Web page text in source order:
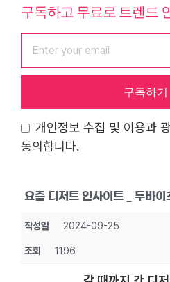
구독하고 무료로 트렌드
구독하기
개인정보 수집 및 이용과
동의합니다.
요즘 디저트 인사이트 _ 두바이
작성일 2024-09-25
조회 1196